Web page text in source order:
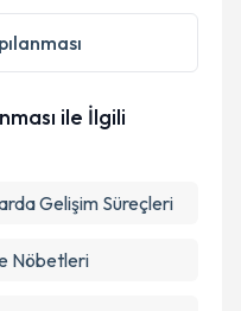
ile İlgili
Gelişim Süreçleri
Nöbetleri